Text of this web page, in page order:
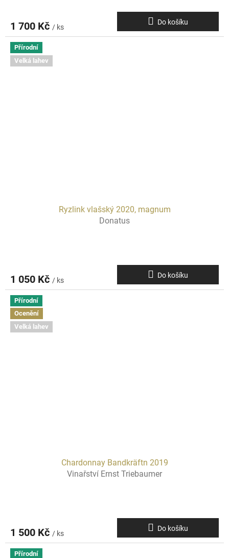
1 700 Kč / ks
Do košíku
Přírodní
Velká lahev
Ryzlink vlašský 2020, magnum
Donatus
1 050 Kč / ks
Do košíku
Přírodní
Ocenění
Velká lahev
Chardonnay Bandkräftn 2019
Vinařství Ernst Triebaumer
1 500 Kč / ks
Do košíku
Přírodní